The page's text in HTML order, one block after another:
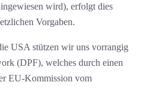
wird), erfolgt dies
Vorgaben.
USA stützen wir uns vorrangig
(DPF), welches durch einen
EU-Kommission vom